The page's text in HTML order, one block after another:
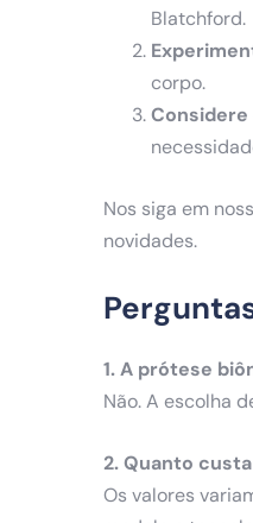
Blatchford.
corpo.
Nos siga em
novidades.
1. A prótese
Não. A escolha
2. Quanto
Os valores